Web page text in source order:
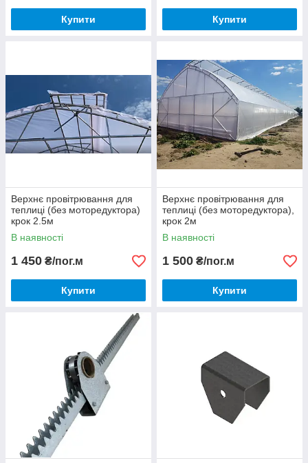
Купити Купити
Верхнє провітрювання для
теплиці (без моторедуктора)
крок 2.5м
В наявності
1 450 ₴/пог.м
Купити
Верхнє провітрювання для
теплиці (без моторедуктора),
крок 2м
В наявності
1 500 ₴/пог.м
Купити